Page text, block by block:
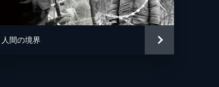
ン・タヴェルニエ
コスモ
人間の境界